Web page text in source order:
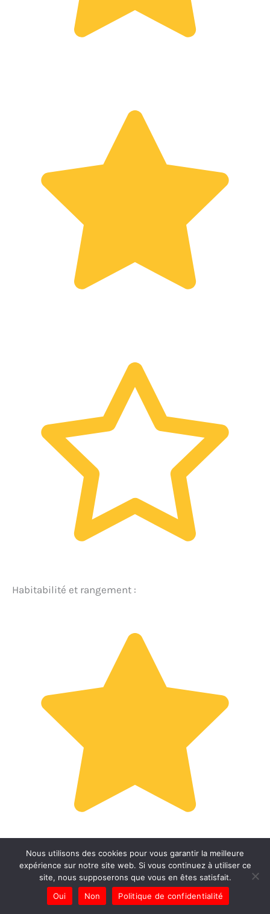
Habitabilité et rangement :
Nous utilisons des cookies pour vous garantir la meilleure
expérience sur notre site web. Si vous continuez à utiliser ce
site, nous supposerons que vous en êtes satisfait.
Oui
Non Politique de confidentialité